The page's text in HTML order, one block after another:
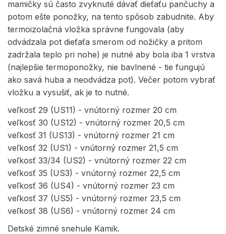
mamičky sú často zvyknuté dávať dieťaťu pančuchy a
potom ešte ponožky, na tento spôsob zabudnite. Aby
termoizolačná vložka správne fungovala (aby
odvádzala pot dieťaťa smerom od nožičky a pritom
zadržala teplo pri nohe) je nutné aby bola iba 1 vrstva
(najlepšie termoponožky, nie bavlnené - tie fungujú
ako savá huba a neodvádza pot). Večer potom vybrať
vložku a vysušiť, ak je to nutné.
veľkosť 29 (US11) - vnútorný rozmer 20 cm
veľkosť 30 (US12) - vnútorný rozmer 20,5 cm
veľkosť 31 (US13) - vnútorný rozmer 21 cm
veľkosť 32 (US1) - vnútorný rozmer 21,5 cm
veľkosť 33/34 (US2) - vnútorný rozmer 22 cm
veľkosť 35 (US3) - vnútorný rozmer 22,5 cm
veľkosť 36 (US4) - vnútorný rozmer 23 cm
veľkosť 37 (US5) - vnútorný rozmer 23,5 cm
veľkosť 38 (US6) - vnútorný rozmer 24 cm
Detské zimné snehule Kamik.